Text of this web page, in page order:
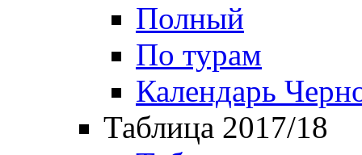
Полный
По турам
Календарь
Таблица 2017/18